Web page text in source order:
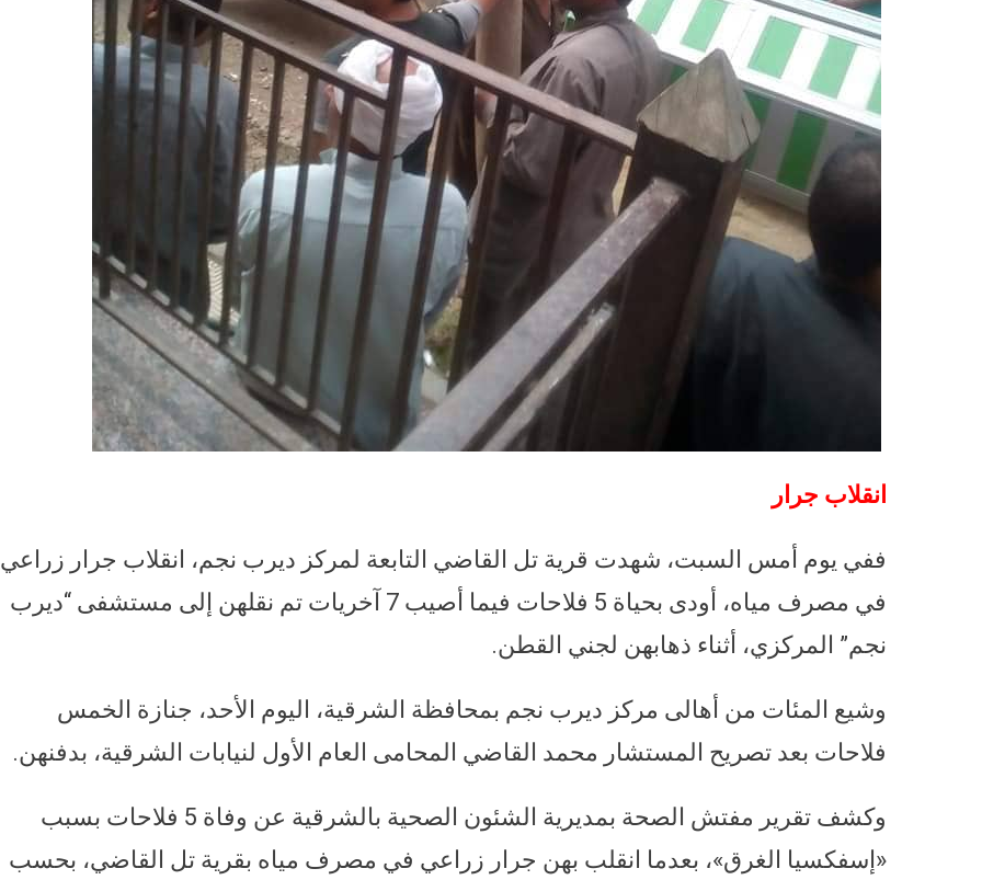
انقلاب جرار
ففي يوم أمس السبت، شهدت قرية تل القاضي التابعة لمركز ديرب نجم، انقلاب جرار زراعي
في مصرف مياه، أودى بحياة 5 فلاحات فيما أصيب 7 آخريات تم نقلهن إلى مستشفى “ديرب
نجم” المركزي، أثناء ذهابهن لجني القطن.
وشيع المئات من أهالى مركز ديرب نجم بمحافظة الشرقية، اليوم الأحد، جنازة الخمس
فلاحات بعد تصريح المستشار محمد القاضي المحامى العام الأول لنيابات الشرقية، بدفنهن.
وكشف تقرير مفتش الصحة بمديرية الشئون الصحية بالشرقية عن وفاة 5 فلاحات بسبب
«إسفكسيا الغرق»، بعدما انقلب بهن جرار زراعي في مصرف مياه بقرية تل القاضي، بحسب